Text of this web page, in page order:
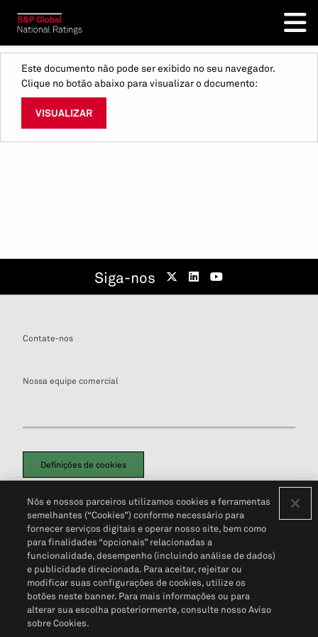
Este documento não pode ser exibido no seu navegador.
Clique no botão abaixo para visualizar o documento:
VISUALIZAR
Siga-nos
Contate-nos
Nossa equipe comercial
Definições de cookies
Política de PrivacidadePortal de privacidade do cliente (em inglês)
Não Venda Minhas Informações Pessoais© 2026 S&P Global
Nós e nossos parceiros utilizamos cookies e ferramentas
semelhantes (“Cookies”) conforme necessário para
fornecer serviços digitais e operar nosso site, bem como
para finalidades “opcionais” relacionadas a
funcionalidade, desempenho (incluindo análise de dados)
e publicidade direcionada. Para aceitar, rejeitar ou
modificar suas configurações de cookies, utilize os
botões neste banner. Para mais informações ou para
alterar sua escolha posteriormente, consulte nosso Aviso
sobre Cookies.